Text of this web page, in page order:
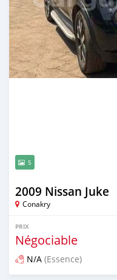
5
2009 Nissan Juke
Conakry
PRIX
Négociable
N/A (Essence)